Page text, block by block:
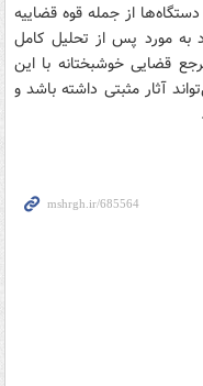
از جمله قوه قضاییه
به مورد پس از تحلیل کامل
قضایی خوشبختانه با این
آثار مثبتی داشته باشد و